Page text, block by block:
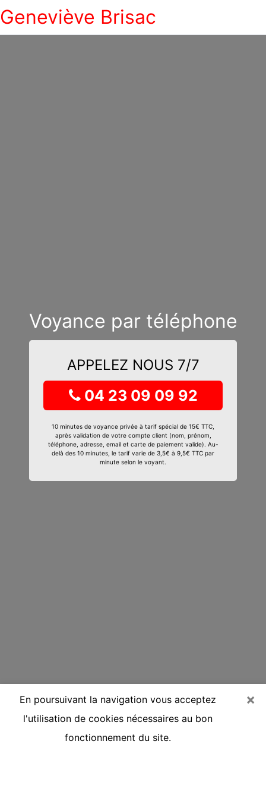
Geneviève Brisac
Voyance par téléphone
APPELEZ NOUS 7/7
04 23 09 09 92
10 minutes de voyance privée à tarif spécial de 15€ TTC,
après validation de votre compte client (nom, prénom,
téléphone, adresse, email et carte de paiement valide). Au-
delà des 10 minutes, le tarif varie de 3,5€ à 9,5€ TTC par
minute selon le voyant.
×
En poursuivant la navigation vous acceptez
l'utilisation de cookies nécessaires au bon
fonctionnement du site.